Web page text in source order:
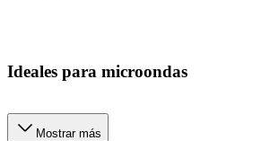
Ideales para microondas
Mostrar más